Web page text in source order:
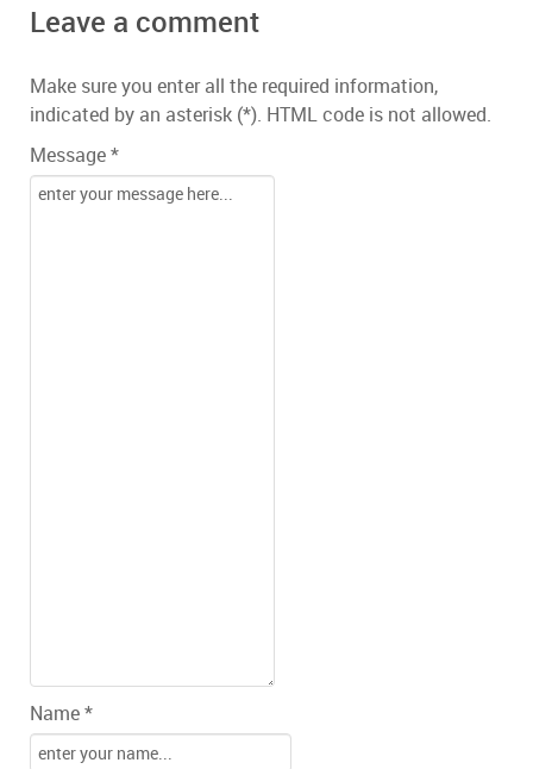
Leave a comment
Make sure you enter all the required information,
indicated by an asterisk (*). HTML code is not allowed.
Message *
Name *